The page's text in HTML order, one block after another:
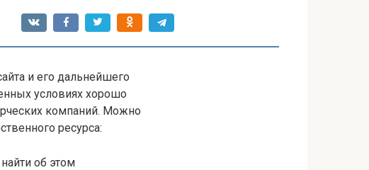
и его дальнейшего
условиях хорошо
компаний. Можно
ресурса:
об этом